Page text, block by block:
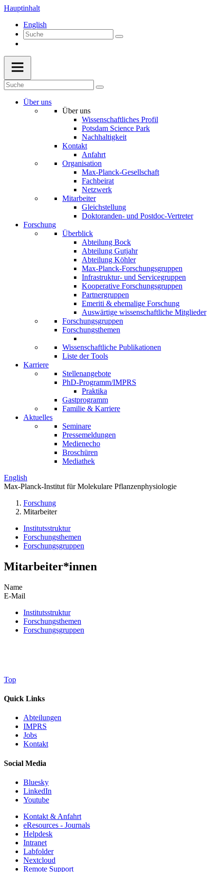
Hauptinhalt
English
Über uns
Über uns
Wissenschaftliches Profil
Potsdam Science Park
Nachhaltigkeit
Kontakt
Anfahrt
Organisation
Max-Planck-Gesellschaft
Fachbeirat
Netzwerk
Mitarbeiter
Gleichstellung
Doktoranden- und Postdoc-Vertreter
Forschung
Überblick
Abteilung Bock
Abteilung Gutjahr
Abteilung Köhler
Max-Planck-Forschungsgruppen
Infrastruktur- und Servicegruppen
Kooperative Forschungsgruppen
Partnergruppen
Emeriti & ehemalige Forschung
Auswärtige wissenschaftliche Mitglieder
Forschungsgruppen
Forschungsthemen
Wissenschaftliche Publikationen
Liste der Tools
Karriere
Stellenangebote
PhD-Programm/IMPRS
Praktika
Gastprogramm
Familie & Karriere
Aktuelles
Seminare
Pressemeldungen
Medienecho
Broschüren
Mediathek
English
Max-Planck-Institut für Molekulare Pflanzenphysiologie
Forschung
Mitarbeiter
Institutsstruktur
Forschungsthemen
Forschungsgruppen
Mitarbeiter*innen
Name
E-Mail
Institutsstruktur
Forschungsthemen
Forschungsgruppen
Top
Quick Links
Abteilungen
IMPRS
Jobs
Kontakt
Social Media
Bluesky
LinkedIn
Youtube
Kontakt & Anfahrt
eResources - Journals
Helpdesk
Intranet
Labfolder
Nextcloud
Remote Support